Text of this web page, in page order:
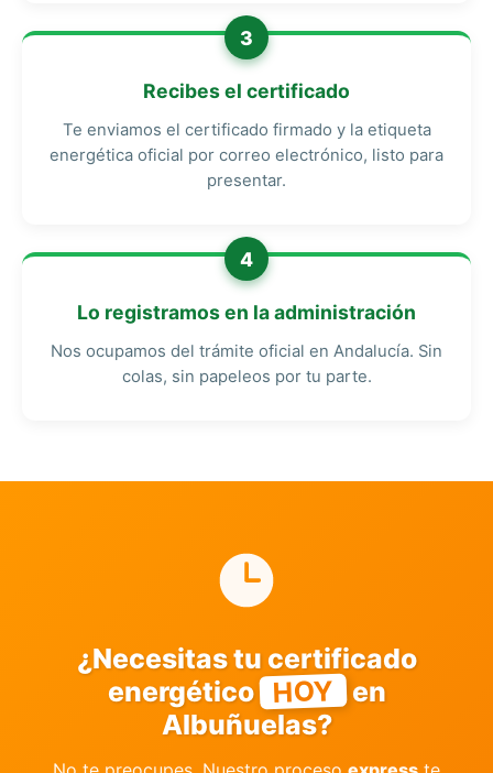
3
Recibes el certificado
Te enviamos el certificado firmado y la etiqueta
energética oficial por correo electrónico, listo para
presentar.
4
Lo registramos en la administración
Nos ocupamos del trámite oficial en Andalucía. Sin
colas, sin papeleos por tu parte.
¿Necesitas tu certificado
energético HOY en
Albuñuelas?